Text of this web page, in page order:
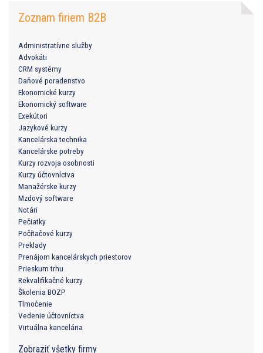
Zoznam firiem B2B
Administratívne služby
Advokáti
CRM systémy
Daňové poradenstvo
Ekonomické kurzy
Ekonomický software
Exekútori
Jazykové kurzy
Kancelárska technika
Kancelárske potreby
Kurzy rozvoja osobnosti
Kurzy účtovníctva
Manažérske kurzy
Mzdový software
Notári
Pečiatky
Počítačové kurzy
Preklady
Prenájom kancelárskych priestorov
Prieskum trhu
Rekvalifikačné kurzy
Školenia BOZP
Tlmočenie
Vedenie účtovníctva
Virtuálna kancelária
Zobraziť všetky firmy